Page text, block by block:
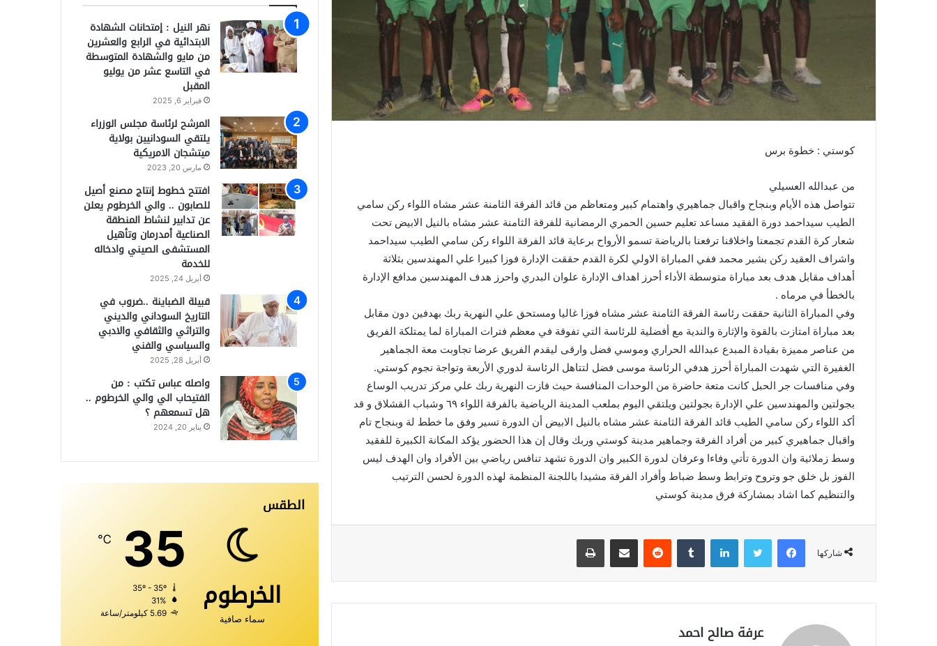
ا
كوستي : خطوة برس
من عبدالله العسيلي
تتواصل هذه الأيام وبنجاح واقبال جماهيري واهتمام كبير ومتعاظم من قائد الفرقة الثامنة عشر مشاه اللواء ركن سامي
الطيب سيداحمد دورة الفقيد مساعد تعليم حسين الحمري الرمضانية للفرقة الثامنة عشر مشاه بالنيل الابيض تحت
شعار كرة القدم تجمعنا واخلاقنا ترفعنا بالرياضة تسمو الأرواح برعاية قائد الفرقة اللواء ركن سامي الطيب سيداحمد
واشراف العقيد ركن بشير محمد ففي المباراة الاولي لكرة القدم حققت الإدارة فوزا كبيرا علي المهندسين بثلاثة
أهداف مقابل هدف بعد مباراة متوسطة الأداء أحرز اهداف الإدارة علوان البدري واحرز هدف المهندسين مدافع الإدارة
بالخطأ في مرماه .
وفي المباراة الثانية حققت رئاسة الفرقة الثامنة عشر مشاه فوزا غاليا ومستحق علي النهرية ربك بهدفين دون مقابل
بعد مباراة امتازت بالقوة والإثارة والندية مع أفضلية للرئاسة التي تفوقة في معظم فترات المباراة لما يمتلكة الفريق
من عناصر مميزة بقيادة المبدع عبدالله الحراري وموسي فضل وارقى ليقدم الفريق عرضا تجاوبت معة الجماهير
الغفيرة التي شهدت المباراة أحرز هدفي الرئاسة موسى فضل لتتاهل الرئاسة لدوري الأربعة وتواجة نجوم كوستي.
وفي منافسات جر الحبل كانت متعة حاضرة من الوحدات المنافسة حيث فازت النهرية ربك علي مركز تدريب الوساع
بجولتين والمهندسين علي الإدارة بجولتين ويلتقي اليوم بملعب المدينة الرياضية بالفرقة اللواء ٦٩ وشباب القشلاق و قد
أكد اللواء ركن سامي الطيب قائد الفرقة الثامنة عشر مشاه بالنيل الابيض أن الدورة تسير وفق ما خطط لة وبنجاح تام
واقبال جماهيري كبير من أفراد الفرقة وجماهير مدينة كوستي وربك وقال إن هذا الحضور يؤكد المكانة الكبيرة للفقيد
وسط زملائية وان الدورة تأتي وفاءا وعرفان لدورة الكبير وان الدورة تشهد تنافس رياضي بين الأفراد وان الهدف ليس
الفوز بل خلق جو وتروح وترابط وسط ضباط وأفراد الفرقة مشيدا باللجنة المنظمة لهذه الدورة لحسن الترتيب
والتنظيم كما اشاد بمشاركة فرق مدينة كوستي
شاركها
فيسبوك لينكدإن
عرفة صالح احمد
نهر النيل : إمتحانات الشهادة
الابتدائية في الرابع والعشرين
من مايو والشهادة المتوسطة
في التاسع عشر من يوليو
المقبل
فبراير 6, 2025
المرشح لرئاسة مجلس الوزراء
يلتقي السودانيين بولاية
ميتشجان الامريكية
مارس 20, 2023
افتتح خطوط إنتاج مصنع أصيل
للصابون .. والي الخرطوم يعلن
عن تدابير لنشاط المنطقة
الصناعية أمدرمان وتأهيل
المستشفى الصيني وادخاله
للخدمة
أبريل 24, 2025
قبيلة الضباينة ..ضروب في
التاريخ السوداني والديني
والتراثي والثقافي والادبي
والسياسي والفني
أبريل 28, 2025
واصله عباس تكتب : من
الفتيحاب الي والي الخرطوم ..
هل تسمعهم ؟
يناير 20, 2024
الطقس
الخرطوم
سماء صافية
35
℃
31%
5.69 كيلومتر/ساعة